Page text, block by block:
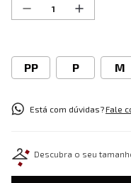
PP P M
Está com dúvidas?Fale
Descubra o seu